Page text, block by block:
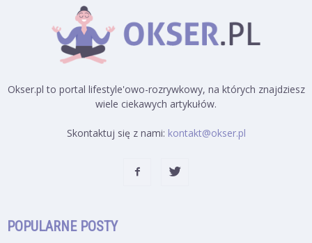
Okser.pl to portal lifestyle'owo-rozrywkowy, na których znajdziesz
wiele ciekawych artykułów.
Skontaktuj się z nami: kontakt@okser.pl
POPULARNE POSTY